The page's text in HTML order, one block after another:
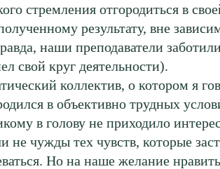
стремления отгородиться в
результату, вне
наши преподаватели
свой круг деятельности).
коллектив, о котором я
в объективно трудных
в голову не приходило
не чужды тех чувств, которые
Но на наше желание